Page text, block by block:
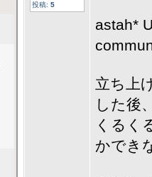
投稿: 5
astah*
立ち上
した後
くるく
かでき